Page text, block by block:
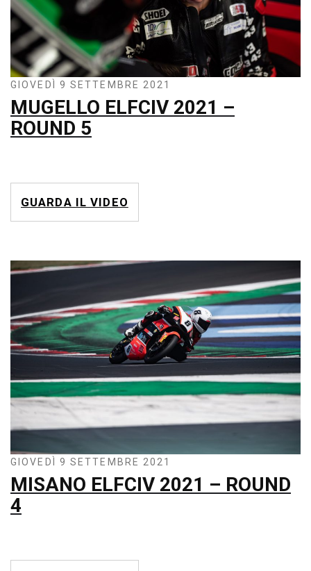
GIOVEDÌ 9 SETTEMBRE 2021
MUGELLO ELFCIV 2021 –
ROUND 5
GUARDA IL VIDEO
GIOVEDÌ 9 SETTEMBRE 2021
MISANO ELFCIV 2021 – ROUND
4